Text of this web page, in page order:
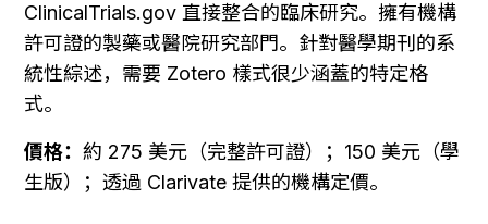
ClinicalTrials.gov 直接整合的臨床研究。擁有機構
許可證的製藥或醫院研究部門。針對醫學期刊的系
統性綜述，需要 Zotero 樣式很少涵蓋的特定格
式。
價格： 約 275 美元（完整許可證）；150 美元（學
生版）；透過 Clarivate 提供的機構定價。